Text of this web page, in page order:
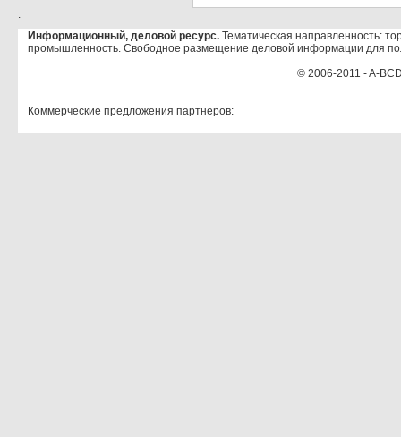
.
Информационный, деловой ресурс. Тематическая направленность:
промышленность. Свободное размещение деловой информации для
© 2006-2011 - A-
Коммерческие предложения партнеров: